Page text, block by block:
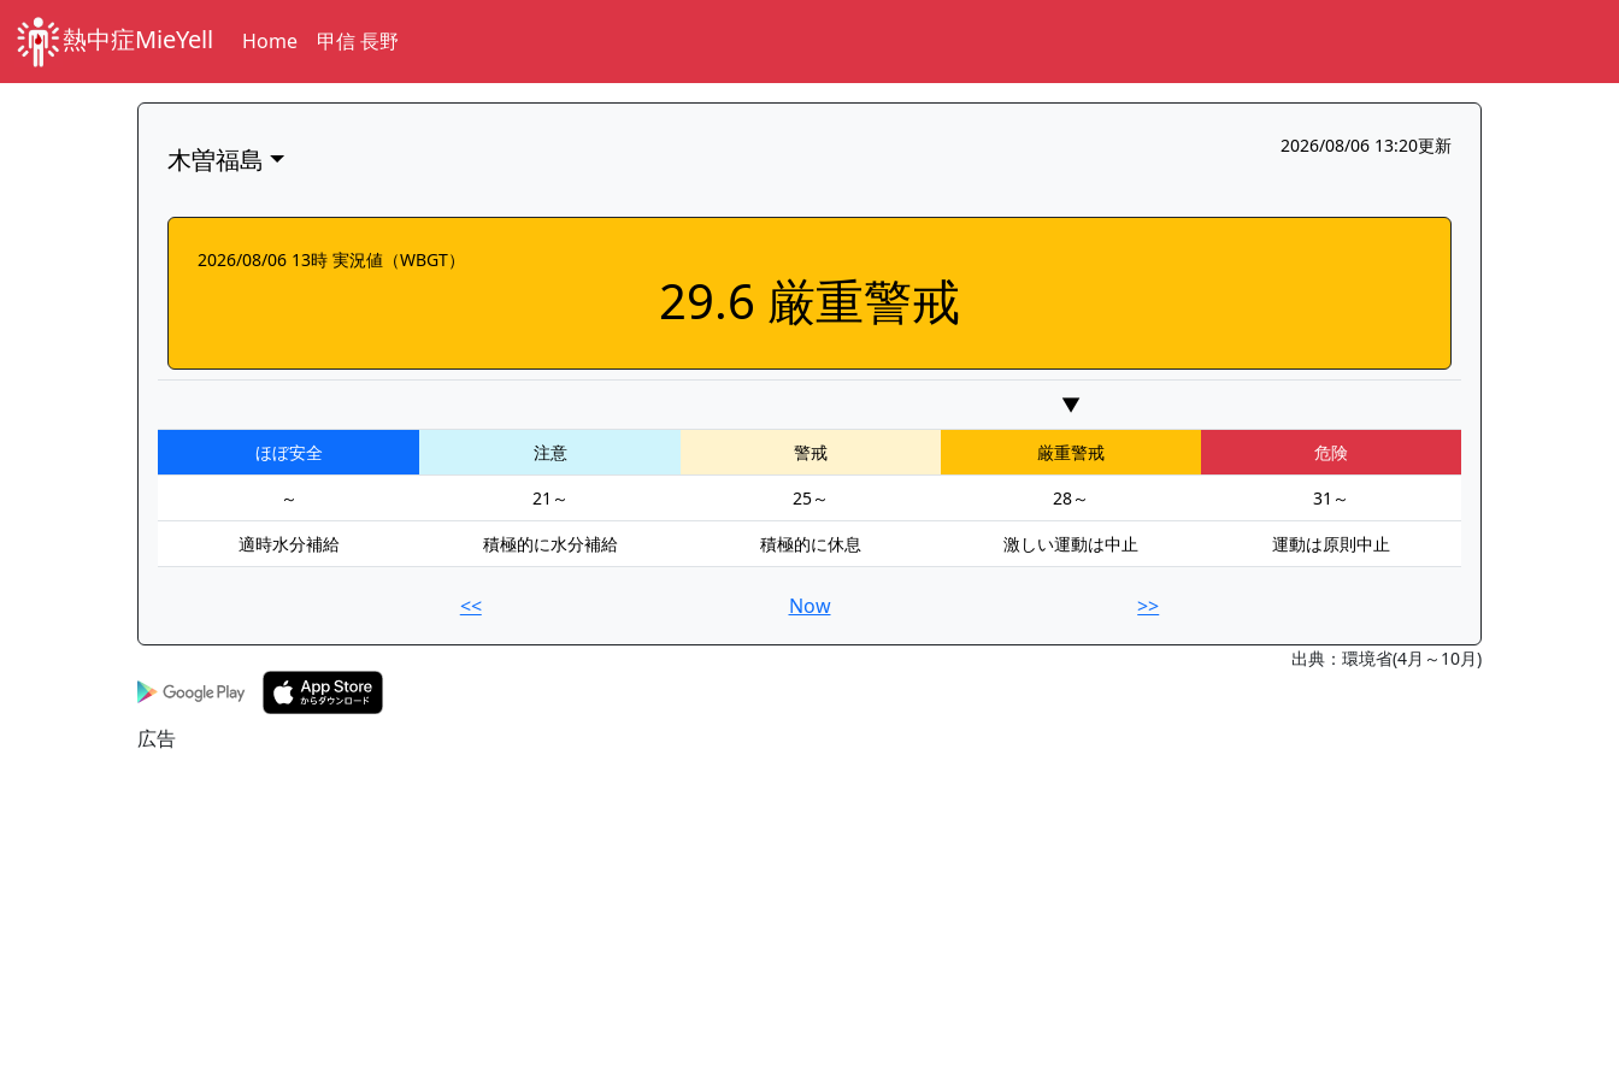
熱中症MieYell Home 甲信 長野
木曽福島 2026/08/06 13:20更新
2026/08/06 13時 実況値（WBGT）
29.6 厳重警戒
▼
ほぼ安全 注意 警戒 厳重警戒
危険
～
21～ 25～ 28～
31～
適時水分補給
積極的に水分補給 積極的に休息 激しい運動は中止 運動は原則中止
<< Now >>
出典：環境省(4月～10月)
広告